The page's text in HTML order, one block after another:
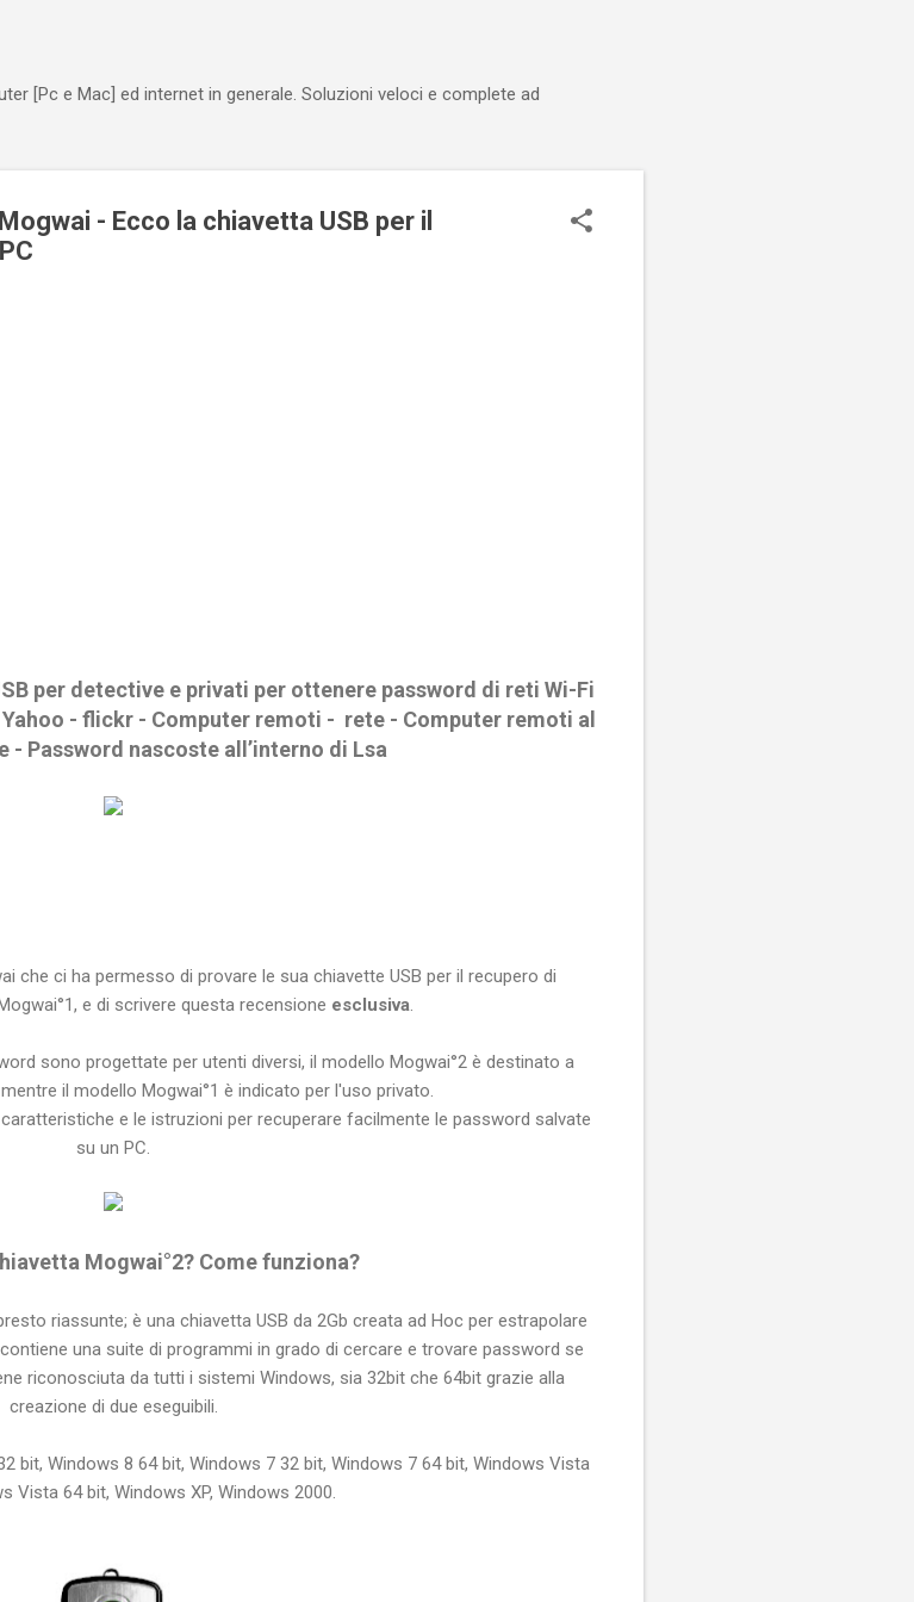
[Pc e Mac] ed internet in generale. Soluzioni veloci e complete ad
- Ecco la chiavetta USB per il
per detective e privati per ottenere password di reti Wi-Fi
- flickr - Computer remoti - rete - Computer remoti al
- Password nascoste all’interno di Lsa
che ci ha permesso di provare le sua chiavette USB per il recupero di
e di scrivere questa recensione esclusiva
sono progettate per utenti diversi, il modello Mogwai°2 è destinato a
il modello Mogwai°1 è indicato per l'uso privato.
e le istruzioni per recuperare facilmente le password salvate
su un PC.
Mogwai°2? Come funziona?
riassunte; è una chiavetta USB da 2Gb creata ad Hoc per estrapolare
una suite di programmi in grado di cercare e trovare password se
riconosciuta da tutti i sistemi Windows, sia 32bit che 64bit grazie alla
creazione di due eseguibili.
bit, Windows 8 64 bit, Windows 7 32 bit, Windows 7 64 bit, Windows Vista
Vista 64 bit, Windows XP, Windows 2000.